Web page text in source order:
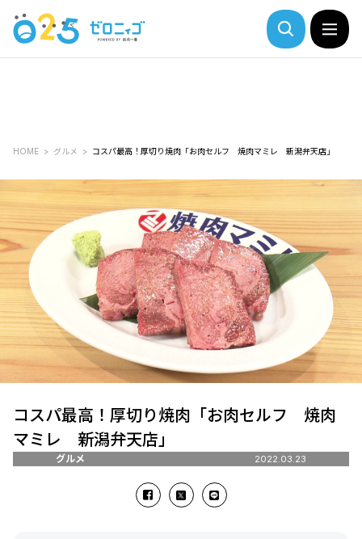
HOME グルメ コスパ最高！厚切り焼肉「お肉セルフ 焼肉マミレ 新潟弁天店」
コスパ最高！厚切り焼肉「お肉セルフ 焼肉
マミレ 新潟弁天店」
グルメ 2022.03.23